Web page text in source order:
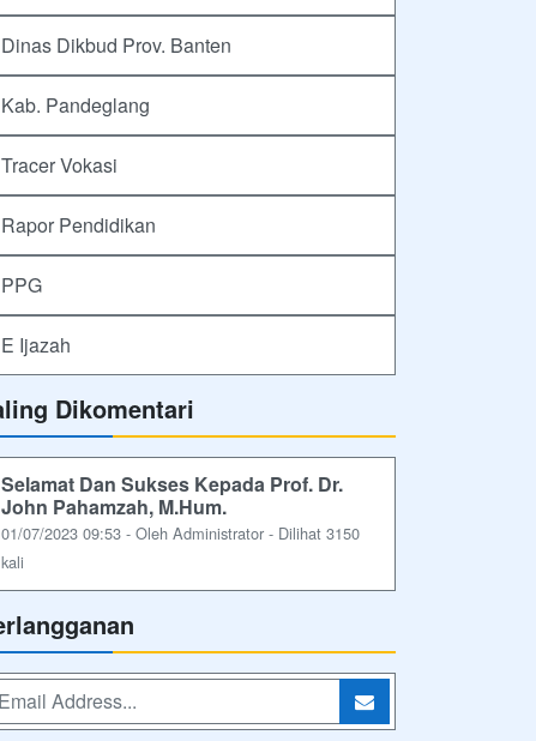
Dinas Dikbud Prov. Banten
Kab. Pandeglang
Tracer Vokasi
Rapor Pendidikan
PPG
E Ijazah
Dikomentari
Selamat Dan Sukses Kepada Prof. Dr.
John Pahamzah, M.Hum.
01/07/2023 09:53 - Oleh Administrator - Dilihat 3150
kali